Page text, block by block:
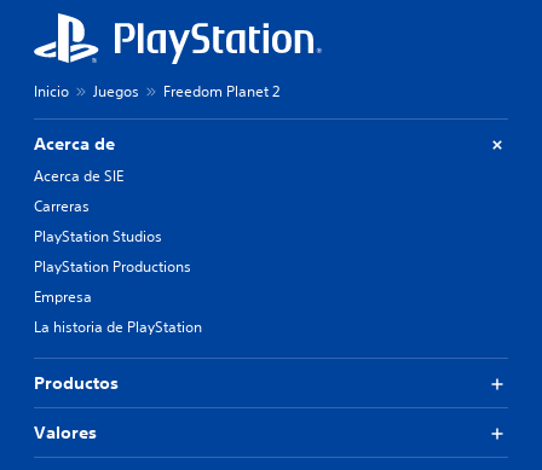
Inicio Juegos Freedom Planet 2
Acerca de
Acerca de SIE
Carreras
PlayStation Studios
PlayStation Productions
Empresa
La historia de PlayStation
Productos
Valores